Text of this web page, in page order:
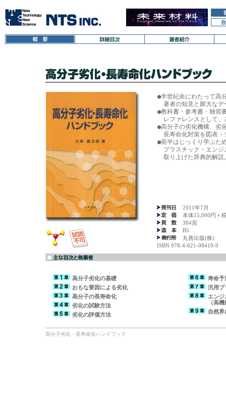
●半世紀余にわたって高
著者の知見と膨大なデ
●教科書・参考書・独習
レファレンスとして、
●高分子の劣化機構、劣
長寿命化対策を図表・
●前半はじっくり学ぶた
プラスチック・エンジ
2011年7月
本体15,000円＋
384頁
B5
丸善出版(株)
ISBN 978-4-621-08419-9
高分子劣化の基礎
おもな要因による劣化
高分子の長寿命化
劣化の試験方法
劣化の評価方法
寿命予
汎用プ
エン
（高
自然
高分子劣化・長寿命化ハンドブック